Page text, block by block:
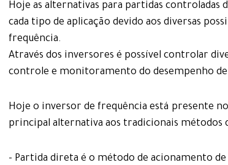
Hoje as alternativas para partidas controladas
cada tipo de aplicação devido aos diversas
frequência.
Através dos inversores é possível controlar
controle e monitoramento do desempenho
Hoje o inversor de frequência está presente
principal alternativa aos tradicionais métodos
- Partida direta é o método de acionamento